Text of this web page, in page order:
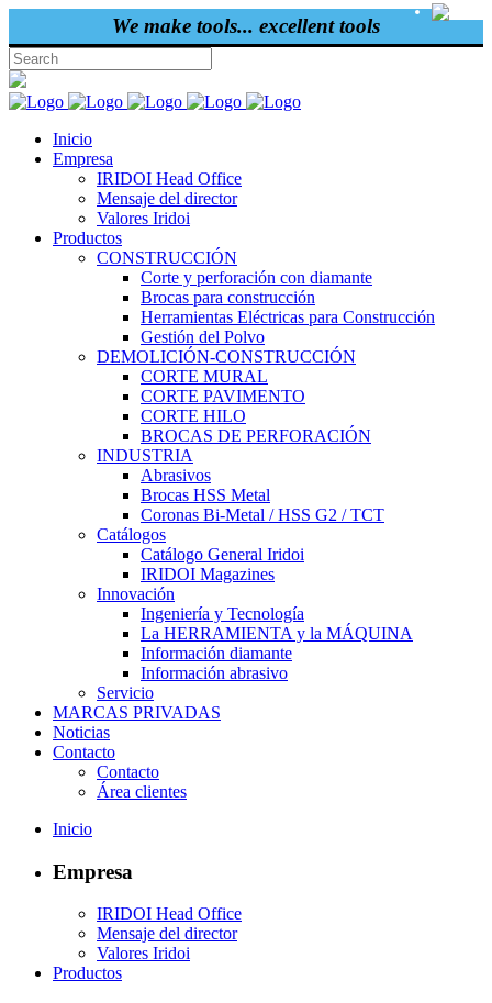
We make tools... excellent tools
Inicio
Empresa
IRIDOI Head Office
Mensaje del director
Valores Iridoi
Productos
CONSTRUCCIÓN
Corte y perforación con diamante
Brocas para construcción
Herramientas Eléctricas para Construcción
Gestión del Polvo
DEMOLICIÓN-CONSTRUCCIÓN
CORTE MURAL
CORTE PAVIMENTO
CORTE HILO
BROCAS DE PERFORACIÓN
INDUSTRIA
Abrasivos
Brocas HSS Metal
Coronas Bi-Metal / HSS G2 / TCT
Catálogos
Catálogo General Iridoi
IRIDOI Magazines
Innovación
Ingeniería y Tecnología
La HERRAMIENTA y la MÁQUINA
Información diamante
Información abrasivo
Servicio
MARCAS PRIVADAS
Noticias
Contacto
Contacto
Área clientes
Inicio
Empresa
IRIDOI Head Office
Mensaje del director
Valores Iridoi
Productos